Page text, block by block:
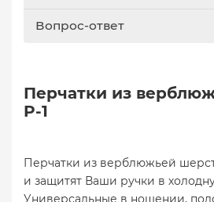
Вопрос-ответ
Перчатки из
P-1
Перчатки из верблюжьей
и защитят Ваши ручки в
Универсальные в ношении,